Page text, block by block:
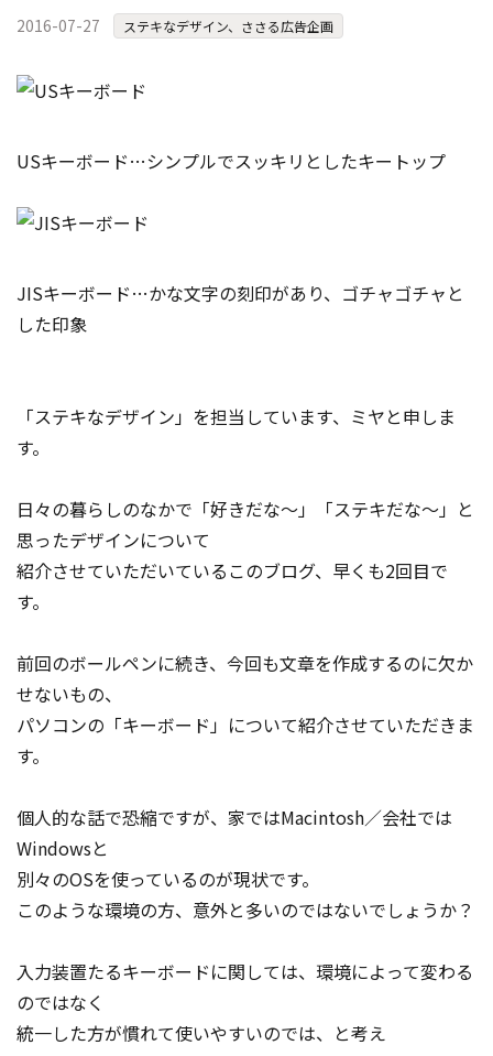
2016-07-27 ステキなデザイン、ささる広告企画
USキーボード…シンプルでスッキリとしたキートップ
JISキーボード…かな文字の刻印があり、ゴチャゴチャと
した印象
「ステキなデザイン」を担当しています、ミヤと申しま
す。
日々の暮らしのなかで「好きだな～」「ステキだな～」と
思ったデザインについて
紹介させていただいているこのブログ、早くも2回目で
す。
前回のボールペンに続き、今回も文章を作成するのに欠か
せないもの、
パソコンの「キーボード」について紹介させていただきま
す。
個人的な話で恐縮ですが、家ではMacintosh／会社では
Windowsと
別々のOSを使っているのが現状です。
このような環境の方、意外と多いのではないでしょうか？
入力装置たるキーボードに関しては、環境によって変わる
のではなく
統一した方が慣れて使いやすいのでは、と考え